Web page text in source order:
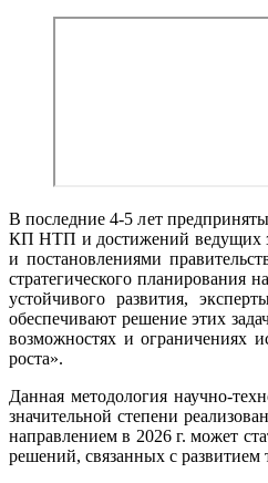
В последние 4-5 лет
КП НТП и достижений ведущих
и постановлениями
стратегического планирования
устойчивого развития,
обеспечивают решение этих
возможностях и ограничениях
роста».
Данная методология научно-
значительной степени
направлением в 2026 г. может
решений, связанных с